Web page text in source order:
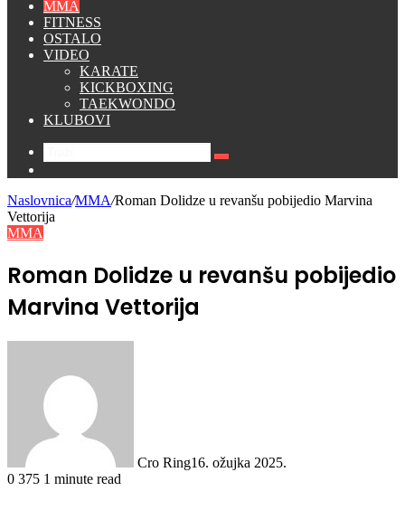
MMA
FITNESS
OSTALO
VIDEO
KARATE
KICKBOXING
TAEKWONDO
KLUBOVI
Traži
Naslovnica/MMA/Roman Dolidze u revanšu pobijedio Marvina
Vettorija
MMA
Roman Dolidze u revanšu pobijedio
Marvina Vettorija
Cro Ring16. ožujka 2025.
0 375 1 minute read